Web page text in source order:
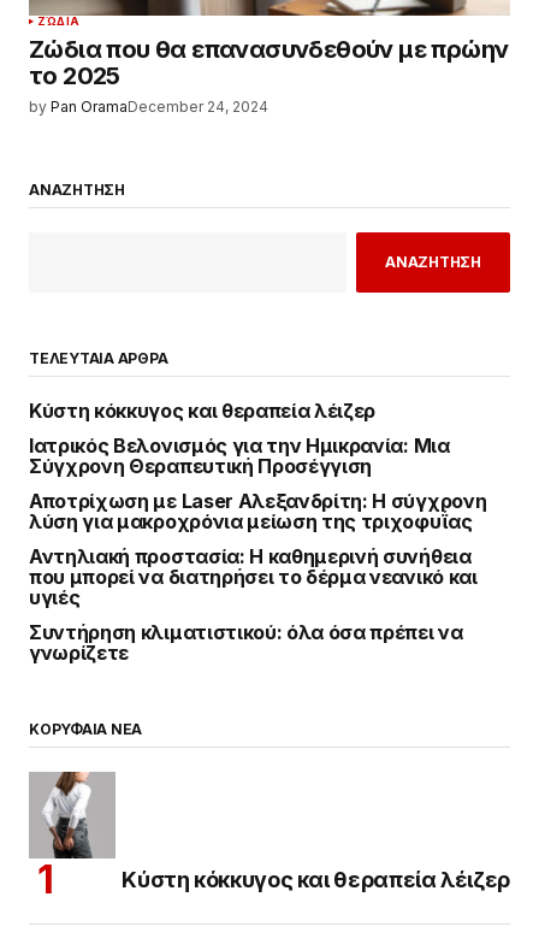
ΖΏΔΙΑ
Ζώδια που θα επανασυνδεθούν με πρώην
το 2025
by Pan OramaDecember 24, 2024
ΑΝΑΖΗΤΗΣΗ
ΑΝΑΖΗΤΗΣΗ
ΤΕΛΕΥΤΑΙΑ ΑΡΘΡΑ
Κύστη κόκκυγος και θεραπεία λέιζερ
Ιατρικός Βελονισμός για την Ημικρανία: Μια
Σύγχρονη Θεραπευτική Προσέγγιση
Αποτρίχωση με Laser Αλεξανδρίτη: Η σύγχρονη
λύση για μακροχρόνια μείωση της τριχοφυΐας
Αντηλιακή προστασία: Η καθημερινή συνήθεια
που μπορεί να διατηρήσει το δέρμα νεανικό και
υγιές
Συντήρηση κλιματιστικού: όλα όσα πρέπει να
γνωρίζετε
ΚΟΡΥΦΑΙΑ ΝΕΑ
Κύστη κόκκυγος και θεραπεία λέιζερ